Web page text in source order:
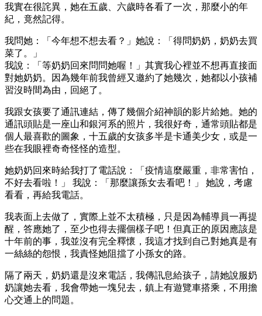
我實在很詫異，她在五歲、六歲時各看了一次，那麼小的年
紀，竟然記得。
我問她：「今年想不想去看？」她說：「得問奶奶，奶奶去買
菜了。」
我說：「等奶奶回來問問她喔！」其實我心裡並不想再直接面
對她奶奶。因為幾年前我曾經又邀約了她幾次，她都以小孩補
習沒時間為由，回絕了。
我跟女孩要了通訊連結，傳了幾個介紹神韻的影片給她。她的
通訊頭貼是一座山和銀河系的照片，我很好奇，通常頭貼都是
個人最喜歡的圖象，十五歲的女孩多半是卡通美少女，或是一
些在我眼裡奇奇怪怪的造型。
她奶奶回來時給我打了電話說：「疫情這麼嚴重，非常害怕，
不好去看啦！」 我說：「那麼讓孫女去看吧！」 她說，考慮
看看，再給我電話。
我表面上去做了，實際上並不太積極，只是因為輔導員一再提
醒，答應她了，至少也得去擺個樣子吧！但真正的原因應該是
十年前的事，我並沒有完全釋懷，我這才找到自己對她真是有
一絲絲的怨恨，我責怪她阻擋了小孫女的路。
隔了兩天，奶奶還是沒來電話，我傳訊息給孩子，請她說服奶
奶讓她去看，我會帶她一塊兒去，鎮上有遊覽車搭乘，不用擔
心交通上的問題。